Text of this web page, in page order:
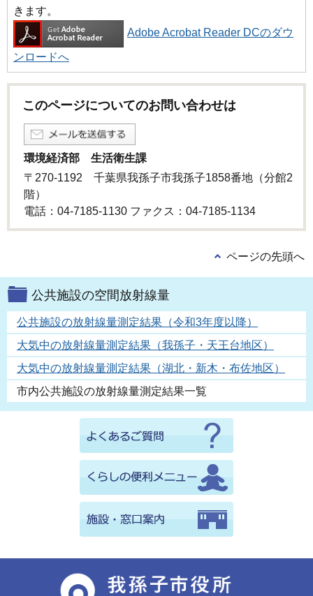
きます。
Adobe Acrobat Reader DCのダウ
ンロードへ
このページについてのお問い合わせは
環境経済部 生活衛生課
〒270-1192 千葉県我孫子市我孫子1858番地（分館2
階）
電話：04-7185-1130 ファクス：04-7185-1134
ページの先頭へ
公共施設の空間放射線量
公共施設の放射線量測定結果（令和3年度以降）
大気中の放射線量測定結果（我孫子・天王台地区）
大気中の放射線量測定結果（湖北・新木・布佐地区）
市内公共施設の放射線量測定結果一覧